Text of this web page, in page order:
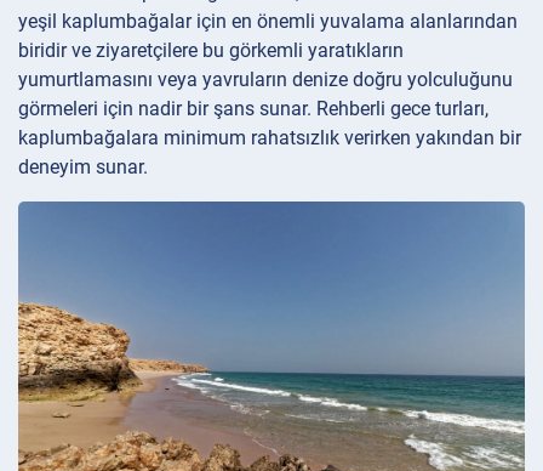
yeşil kaplumbağalar için en önemli yuvalama alanlarından
biridir ve ziyaretçilere bu görkemli yaratıkların
yumurtlamasını veya yavruların denize doğru yolculuğunu
görmeleri için nadir bir şans sunar. Rehberli gece turları,
kaplumbağalara minimum rahatsızlık verirken yakından bir
deneyim sunar.